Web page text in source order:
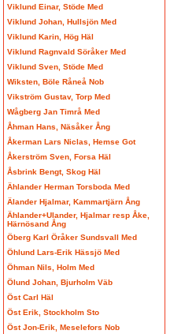
Viklund Einar, Stöde Med
Viklund Johan, Hullsjön Med
Viklund Karin, Hög Häl
Viklund Ragnvald Söråker Med
Viklund Sven, Stöde Med
Wiksten, Böle Råneå Nob
Vikström Gustav, Torp Med
Wågberg Jan Timrå Med
Åhman Hans, Näsåker Ång
Åkerman Lars Niclas, Hemse Got
Åkerström Sven, Forsa Häl
Åsbrink Bengt, Skog Häl
Ählander Herman Torsboda Med
Älander Hjalmar, Kammartjärn Ång
Ählander+Ulander, Hjalmar resp Åke,
Härnösand Ång
Öberg Karl Öråker Sundsvall Med
Öhlund Lars-Erik Hässjö Med
Öhman Nils, Holm Med
Ölund Johan, Bjurholm Väb
Öst Carl Häl
Öst Erik, Stockholm Sto
Öst Jon-Erik, Meselefors Nob